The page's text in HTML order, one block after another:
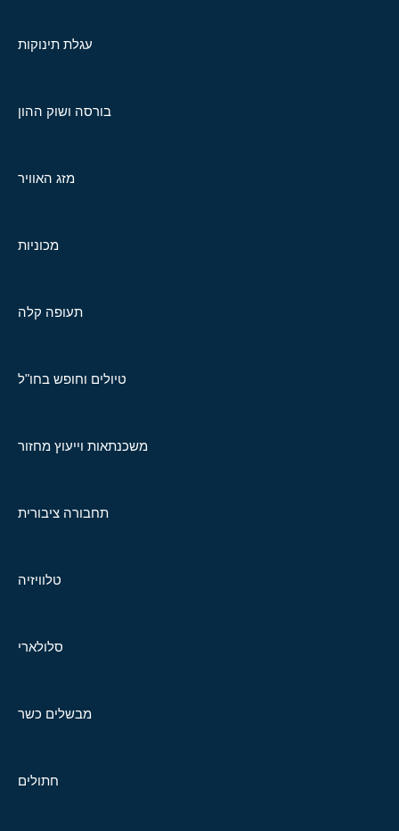
עגלת תינוקות
בורסה ושוק ההון
מזג האוויר
מכוניות
תעופה קלה
טיולים וחופש בחו"ל
משכנתאות וייעוץ מחזור
תחבורה ציבורית
טלוויזיה
סלולארי
מבשלים כשר
חתולים